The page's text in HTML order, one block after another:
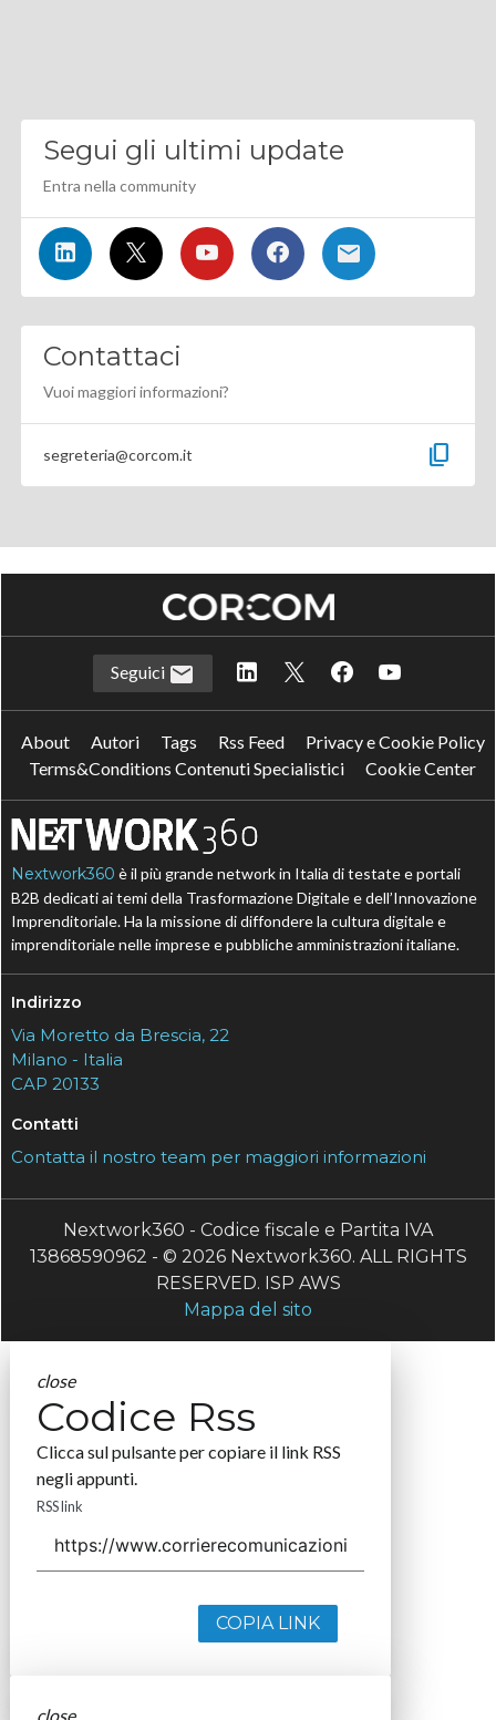
Segui gli ultimi update
Entra nella community
Contattaci
Vuoi maggiori informazioni?
segreteria@corcom.it content_copy
Seguici
About Autori Tags Rss Feed
Privacy e Cookie Policy
Terms&Conditions Contenuti Specialistici
Cookie Center
Nextwork360 è il più grande network in Italia di testate e portali
B2B dedicati ai temi della Trasformazione Digitale e dell’Innovazione
Imprenditoriale. Ha la missione di diffondere la cultura digitale e
imprenditoriale nelle imprese e pubbliche amministrazioni italiane.
Indirizzo
Via Moretto da Brescia, 22
Milano - Italia
CAP 20133
Contatti
Contatta il nostro team per maggiori informazioni
Nextwork360 - Codice fiscale e Partita IVA
13868590962 - © 2026 Nextwork360. ALL RIGHTS
RESERVED. ISP AWS
Mappa del sito
close
Codice Rss
Clicca sul pulsante per copiare il link RSS
negli appunti.
RSS link
COPIA LINK
close